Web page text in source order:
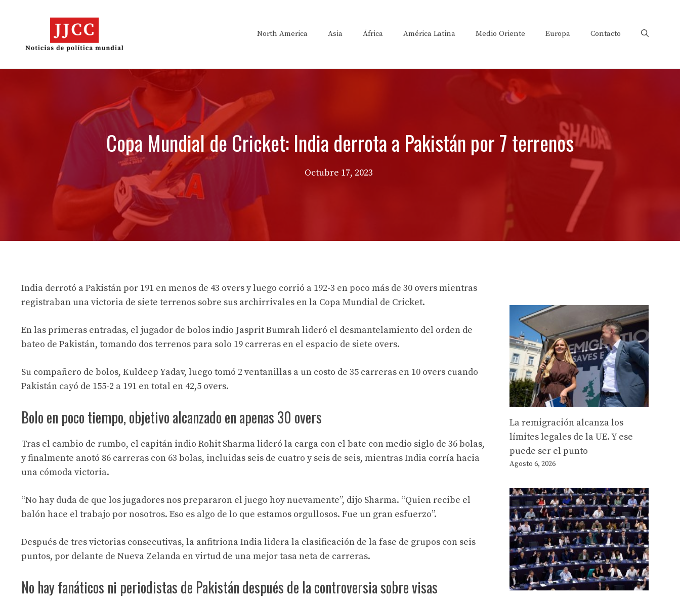
North America Asia África América Latina Medio Oriente Europa Contacto
Copa Mundial de Cricket: India derrota a Pakistán por 7 terrenos
Octubre 17, 2023
India derrotó a Pakistán por 191 en menos de 43 overs y luego corrió a 192-3 en poco más de 30 overs mientras
registraban una victoria de siete terrenos sobre sus archirrivales en la Copa Mundial de Cricket.
En las primeras entradas, el jugador de bolos indio Jasprit Bumrah lideró el desmantelamiento del orden de
bateo de Pakistán, tomando dos terrenos para solo 19 carreras en el espacio de siete overs.
Su compañero de bolos, Kuldeep Yadav, luego tomó 2 ventanillas a un costo de 35 carreras en 10 overs cuando
Pakistán cayó de 155-2 a 191 en total en 42,5 overs.
Bolo en poco tiempo, objetivo alcanzado en apenas 30 overs
Tras el cambio de rumbo, el capitán indio Rohit Sharma lideró la carga con el bate con medio siglo de 36 bolas,
y finalmente anotó 86 carreras con 63 bolas, incluidas seis de cuatro y seis de seis, mientras India corría hacia
una cómoda victoria.
“No hay duda de que los jugadores nos prepararon el juego hoy nuevamente”, dijo Sharma. “Quien recibe el
balón hace el trabajo por nosotros. Eso es algo de lo que estamos orgullosos. Fue un gran esfuerzo”.
Después de tres victorias consecutivas, la anfitriona India lidera la clasificación de la fase de grupos con seis
puntos, por delante de Nueva Zelanda en virtud de una mejor tasa neta de carreras.
No hay fanáticos ni periodistas de Pakistán después de la controversia sobre visas
La remigración alcanza los
límites legales de la UE. Y ese
puede ser el punto
Agosto 6, 2026